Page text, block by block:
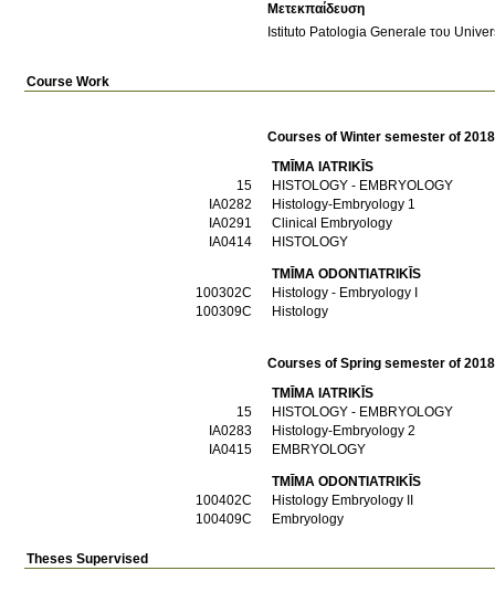
Μετεκπαίδευση
Istituto Patologia Generale του
Course Work
Courses of Winter semester of
TMĪMA IATRIKĪS
15
HISTOLOGY - EMBRYOLOGY
ΙΑ0282
Histology-Embryology 1
ΙΑ0291
Clinical Embryology
ΙΑ0414
HISTOLOGY
TMĪMA ODONTIATRIKĪS
100302C
Histology - Embryology I
100309C
Histology
Courses of Spring semester of
TMĪMA IATRIKĪS
15
HISTOLOGY - EMBRYOLOGY
ΙΑ0283
Histology-Embryology 2
ΙΑ0415
EMBRYOLOGY
TMĪMA ODONTIATRIKĪS
100402C
Histology Embryology II
100409C
Embryology
Theses Supervised